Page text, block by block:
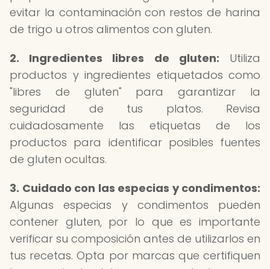
evitar la contaminación con restos de harina
de trigo u otros alimentos con gluten.
2. Ingredientes libres de gluten: Utiliza
productos y ingredientes etiquetados como
"libres de gluten" para garantizar la
seguridad de tus platos. Revisa
cuidadosamente las etiquetas de los
productos para identificar posibles fuentes
de gluten ocultas.
3. Cuidado con las especias y condimentos:
Algunas especias y condimentos pueden
contener gluten, por lo que es importante
verificar su composición antes de utilizarlos en
tus recetas. Opta por marcas que certifiquen